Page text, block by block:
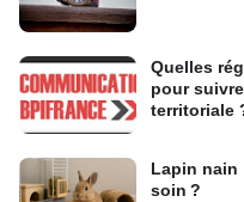
Quelles
pour
territoriale
Lapin nain
soin ?